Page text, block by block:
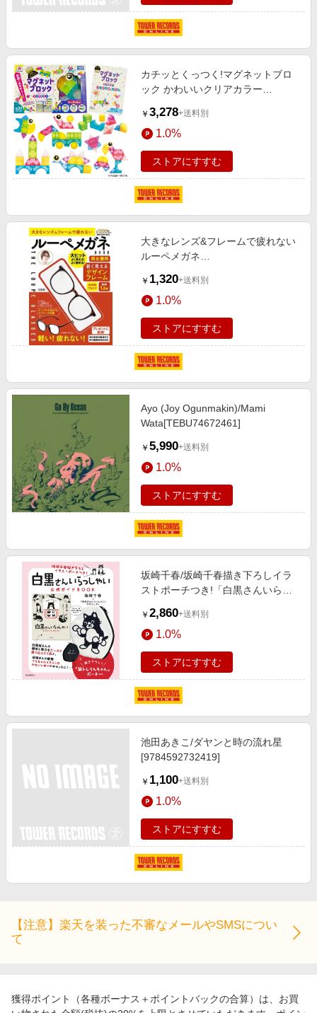
カチッとくっつく!マグネットブロ
ック かわいいクリアカラー
￥ 3,278+送料別
1.0%
ストアにすすむ
大きなレンズ&フレームで疲れない
ルーペメガネ
￥ 1,320+送料別
1.0%
ストアにすすむ
Ayo (Joy Ogunmakin)/Mami
Wata[TEBU74672461]
￥ 5,990+送料別
1.0%
ストアにすすむ
坂崎千春/坂崎千春描き下ろしイラ
ストポーチつき!「白黒さんいらっ
BOOK[9784309293813]
￥ 2,860+送料別
1.0%
ストアにすすむ
池田あきこ/ダヤンと時の流れ星
[9784592732419]
￥ 1,100+送料別
1.0%
ストアにすすむ
Cincia Mazzei/Nostalgia[BA367CD]